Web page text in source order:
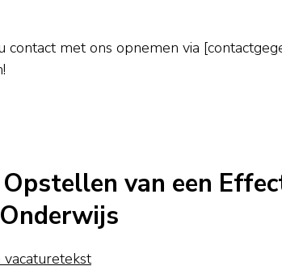
met ons opnemen via
van een